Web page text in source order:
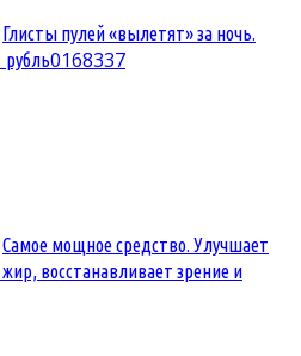
Глисты пулей «вылетят» за ночь.
рубль0168337
Самое мощное средство. Улучшает
восстанавливает зрение и